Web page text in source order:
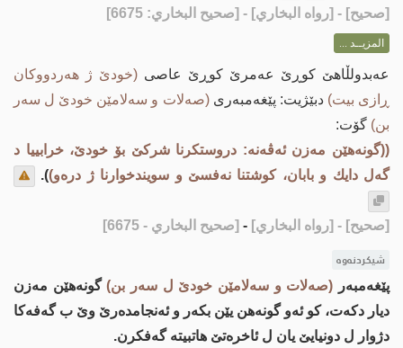
[صحيح] - [رواه البخاري] - [صحيح البخاري: 6675]
المزيــد ...
عه‌بدولڵاهێ كوڕێ عه‌مرێ كوڕێ عاصی (خودێ ژ هه‌ردووکان
ڕازی بیت) دبێژیت: پێغه‌مبه‌ری(صه‌لات و سه‌لامێن خودێ ل سه‌ر
بن) گۆت:
((گونه‌هێن مه‌زن ئه‌ڤه‌نه‌: دروستكرنا شركێ بۆ خودێ، خرابییا د
گه‌ل دایك و بابان، كوشتنا نه‌فسێ و سویندخوارنا ژ دره‌و)).
[صحيح] - [رواه البخاري] - [صحيح البخاري - 6675]
شیکردنەوە
پێغه‌مبه‌ر (صه‌لات و سه‌لامێن خودێ ل سه‌ر بن)گونه‌هێن مه‌زن
دیار دكه‌ت، كو ئه‌و گونه‌هن یێن بكه‌ر و ئه‌نجامده‌رێ وێ ب گه‌فه‌كا
دژوار ل دونیایێ یان ل ئاخره‌تێ هاتبیته‌ گه‌فكرن.